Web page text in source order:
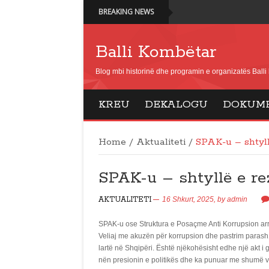
BREAKING NEWS
Balli Kombëtar
Blog mbi historinë dhe programin e organizatës
KREU DEKALOGU
Home / Aktualiteti / SPAK-u –
SPAK-u – shtyllë e
AKTUALITETI 16 Shkurt, 2025, byadmin
SPAK-u ose Struktura e Posaçme Anti Korrupsion
Veliaj me akuzën për korrupsion dhe pastrim
lartë në Shqipëri. Është njëkohësisht edhe një akt
nën presionin e politikës dhe ka punuar me shumë